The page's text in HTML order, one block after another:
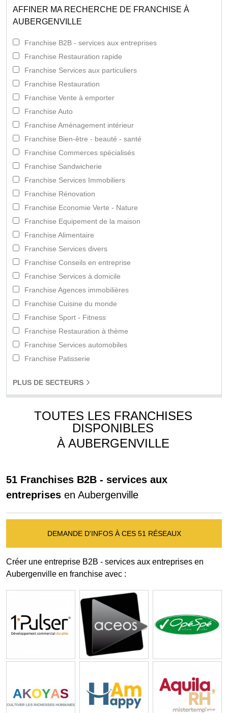
AFFINER MA RECHERCHE DE FRANCHISE À
AUBERGENVILLE
Franchise B2B - services aux entreprises
Franchise Restauration rapide
Franchise Services aux particuliers
Franchise Restauration
Franchise Vente à emporter
Franchise Auto
Franchise Aménagement intérieur
Franchise Bien-être - beauté - santé
Franchise Commerces spécialisés
Franchise Sandwicherie
Franchise Services Immobiliers
Franchise Rénovation
Franchise Economie Verte - Nature
Franchise Equipement de la maison
Franchise Alimentaire
Franchise Services divers
Franchise Conseils en entreprise
Franchise Services à domicile
Franchise Agences immobilières
Franchise Cuisine du monde
Franchise Sport - Fitness
Franchise Restauration à thème
Franchise Services automobiles
Franchise Patisserie
PLUS DE SECTEURS
TOUTES LES FRANCHISES
DISPONIBLES
À AUBERGENVILLE
51 Franchises B2B - services aux
entreprises en Aubergenville
DEMANDE D'INFOS À CES 51 RÉSEAUX
Créer une entreprise B2B - services aux entreprises en
Aubergenville en franchise avec :